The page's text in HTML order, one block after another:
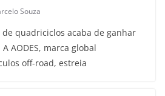
Souza
quadriciclos acaba de ganhar
AODES, marca global
off-road, estreia